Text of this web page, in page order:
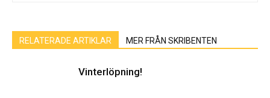
RELATERADE ARTIKLAR MER FRÅN SKRIBENTEN
Vinterlöpning!